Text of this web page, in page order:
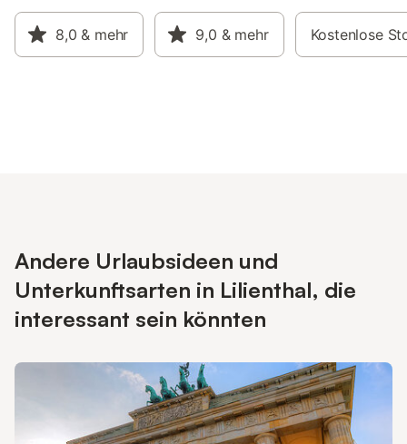
8,0 & mehr 9,0 & mehr Kostenlose
Andere Urlaubsideen und
Unterkunftsarten in Lilienthal, die
interessant sein könnten